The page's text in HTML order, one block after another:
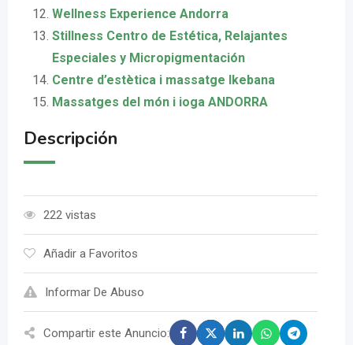
Wellness Experience Andorra
Stillness Centro de Estética, Relajantes
Especiales y Micropigmentación
Centre d’estètica i massatge Ikebana
Massatges del món i ioga ANDORRA
Descripción
222 vistas
Añadir a Favoritos
Informar De Abuso
Compartir este Anuncio: